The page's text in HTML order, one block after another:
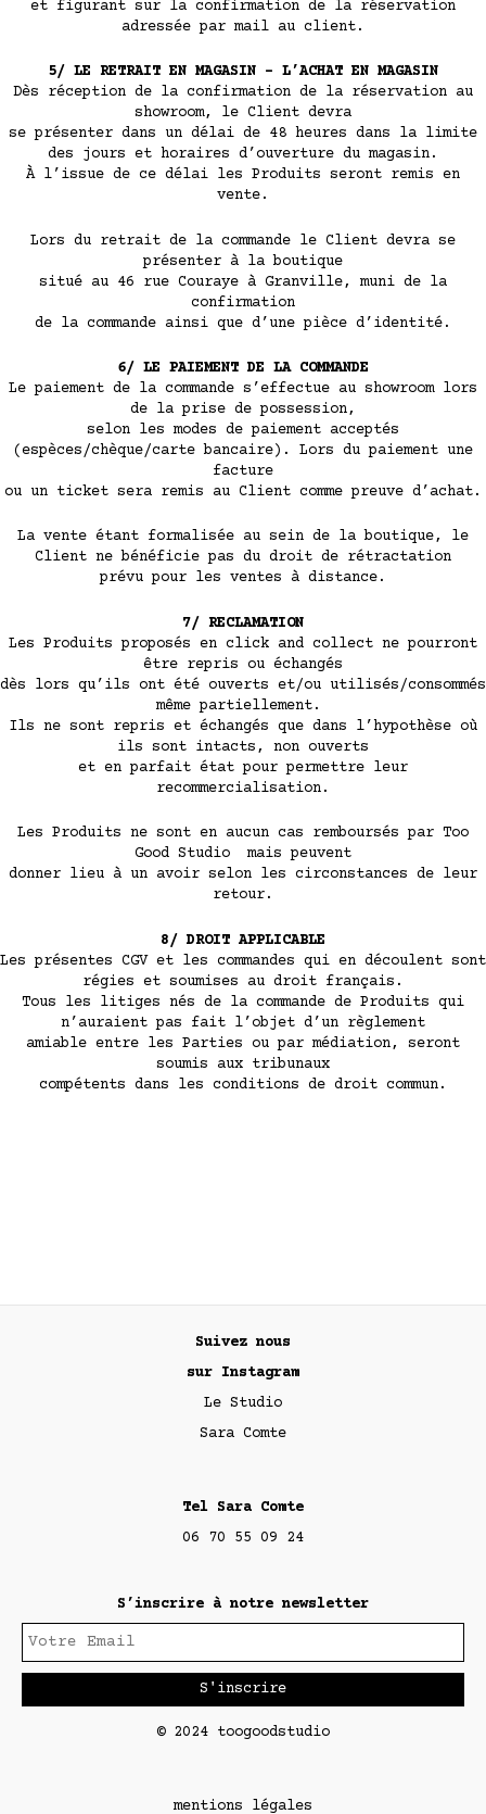
et figurant sur la confirmation de la réservation
adressée par mail au client.
5/ LE RETRAIT EN MAGASIN – L’ACHAT EN MAGASIN
Dès réception de la confirmation de la réservation au
showroom, le Client devra
se présenter dans un délai de 48 heures dans la limite
des jours et horaires d’ouverture du magasin.
À l’issue de ce délai les Produits seront remis en
vente.
Lors du retrait de la commande le Client devra se
présenter à la boutique
situé au 46 rue Couraye à Granville, muni de la
confirmation
de la commande ainsi que d’une pièce d’identité.
6/ LE PAIEMENT DE LA COMMANDE
Le paiement de la commande s’effectue au showroom lors
de la prise de possession,
selon les modes de paiement acceptés
(espèces/chèque/carte bancaire). Lors du paiement une
facture
ou un ticket sera remis au Client comme preuve d’achat.
La vente étant formalisée au sein de la boutique, le
Client ne bénéficie pas du droit de rétractation
prévu pour les ventes à distance.
7/ RECLAMATION
Les Produits proposés en click and collect ne pourront
être repris ou échangés
dès lors qu’ils ont été ouverts et/ou utilisés/consommés
même partiellement.
Ils ne sont repris et échangés que dans l’hypothèse où
ils sont intacts, non ouverts
et en parfait état pour permettre leur
recommercialisation.
Les Produits ne sont en aucun cas remboursés par Too
Good Studio mais peuvent
donner lieu à un avoir selon les circonstances de leur
retour.
8/ DROIT APPLICABLE
Les présentes CGV et les commandes qui en découlent sont
régies et soumises au droit français.
Tous les litiges nés de la commande de Produits qui
n’auraient pas fait l’objet d’un règlement
amiable entre les Parties ou par médiation, seront
soumis aux tribunaux
compétents dans les conditions de droit commun.
Suivez nous
sur Instagram
Le Studio
Sara Comte
Tel Sara Comte
06 70 55 09 24
S’inscrire à notre newsletter
© 2024 toogoodstudio
mentions légales